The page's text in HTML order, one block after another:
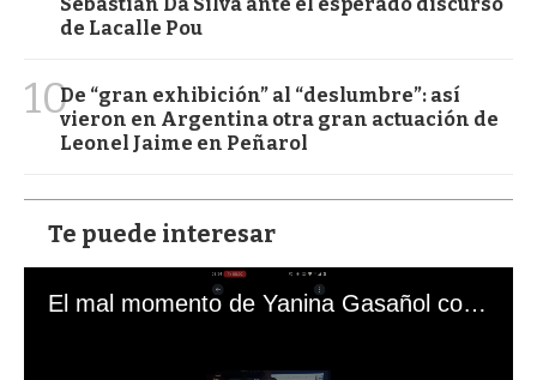
de Lacalle Pou
10De “gran exhibición” al “deslumbre”: así
vieron en Argentina otra gran actuación de
Leonel Jaime en Peñarol
Te puede interesar
El mal momento de Yanina Gasañol con un hincha argentino en "Subrayado"